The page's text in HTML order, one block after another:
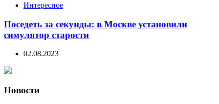
Интересное
Поседеть за секунды: в Москве установили
симулятор старости
02.08.2023
Новости